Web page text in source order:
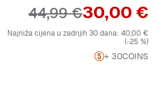
Cijena
30,00 €
Originalna cijena
44,99 €
Najniža cijena u zadnjih 30 dana: 40,00 €
(-25 %)
+ 30COINS